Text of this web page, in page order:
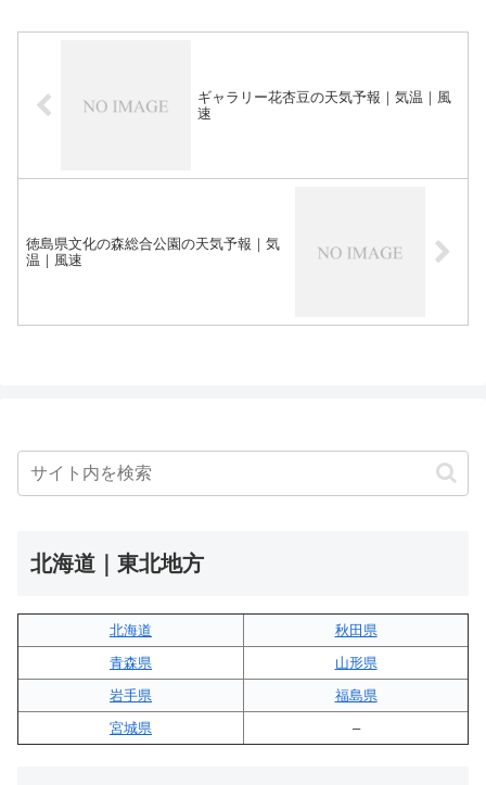
ギャラリー花杏豆の天気予報｜気温｜風
速
徳島県文化の森総合公園の天気予報｜気
温｜風速
北海道｜東北地方
北海道
秋田県
青森県
山形県
岩手県
福島県
宮城県
–